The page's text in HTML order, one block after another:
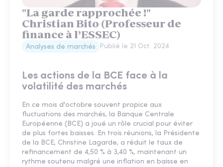
"La garde rapprochée !"
Christian Bito (Professeur de
finance à l’ESSEC)
Analyses de marchés Publié le 21 Oct. 2024
Les actions de la BCE face à la
volatilité des marchés
En ce mois d'octobre souvent propice aux
fluctuations des marchés, la Banque Centrale
Européenne (BCE) a joué un rôle crucial pour éviter
de plus fortes baisses. En trois réunions, la Présidente
de la BCE, Christine Lagarde, a réduit le taux de
refinancement de 4,50 % à 3,40 %, maintenant un
rythme soutenu malgré une inflation en baisse en